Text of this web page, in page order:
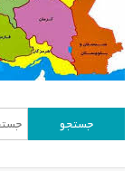
جستجو
برای: